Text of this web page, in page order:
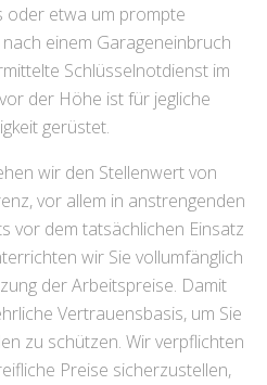
oder etwa um prompte
einem Garageneinbruch
Schlüsselnotdienst im
der Höhe ist für jegliche
gerüstet.
wir den Stellenwert von
vor allem in anstrengenden
vor dem tatsächlichen Einsatz
wir Sie vollumfänglich
der Arbeitspreise. Damit
Vertrauensbasis, um Sie
zu schützen. Wir verpflichten
Preise sicherzustellen,